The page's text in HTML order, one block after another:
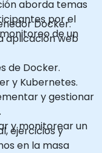
aborda temas
por el
de un
Docker.
aplicación web
de Docker.
y Kubernetes.
y gestionar
y monitorear un
ejercicios y
en la masa